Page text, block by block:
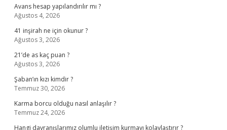
Avans hesap yapılandırılır mı ?
Ağustos 4, 2026
41 inşirah ne için okunur ?
Ağustos 3, 2026
21’de as kaç puan ?
Ağustos 3, 2026
Şaban’ın kızı kimdir ?
Temmuz 30, 2026
Karma borcu olduğu nasıl anlaşılır ?
Temmuz 24, 2026
Hangi davranışlarımız olumlu iletişim kurmayı kolaylaştırır ?